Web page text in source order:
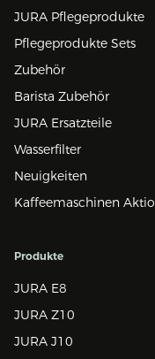
JURA Pflegeprodukte
Pflegeprodukte Sets
Zubehör
Barista Zubehör
JURA Ersatzteile
Wasserfilter
Neuigkeiten
Kaffeemaschinen
Produkte
JURA E8
JURA Z10
JURA J10